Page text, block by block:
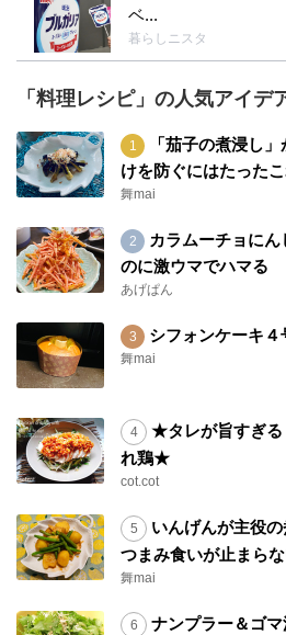
ベ...
暮らしニスタ
「料理レシピ」の人気アイデ
「茄子の煮浸し
けを防ぐにはたったこ
舞mai
カラムーチョに
のに激ウマでハマる
あげぱん
シフォンケーキ４
舞mai
★タレが旨すぎる
れ鶏★
cot.cot
いんげんが主役
つまみ食いが止まら
舞mai
ナンプラー＆ゴ